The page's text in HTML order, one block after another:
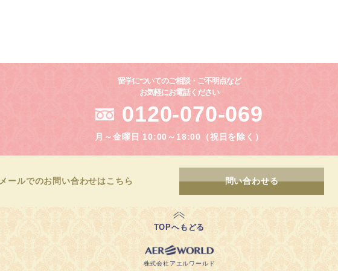
留学についてのご相談・ご不明点など
お気軽にお電話ください
0120-070-069
月～金曜日 10:00～18:00（祝日を除く）
メールでのお問い合わせはこちら 問い合わせる
TOPへもどる
株式会社アエルワールド